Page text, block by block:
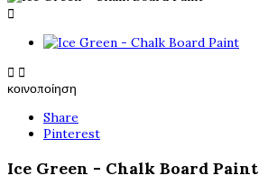

 
κοινοποίηση
Share
Pinterest
Ice Green - Chalk Board Paint